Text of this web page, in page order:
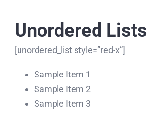
Unordered Lists
[unordered_list style=”red-x”]
Sample Item 1
Sample Item 2
Sample Item 3